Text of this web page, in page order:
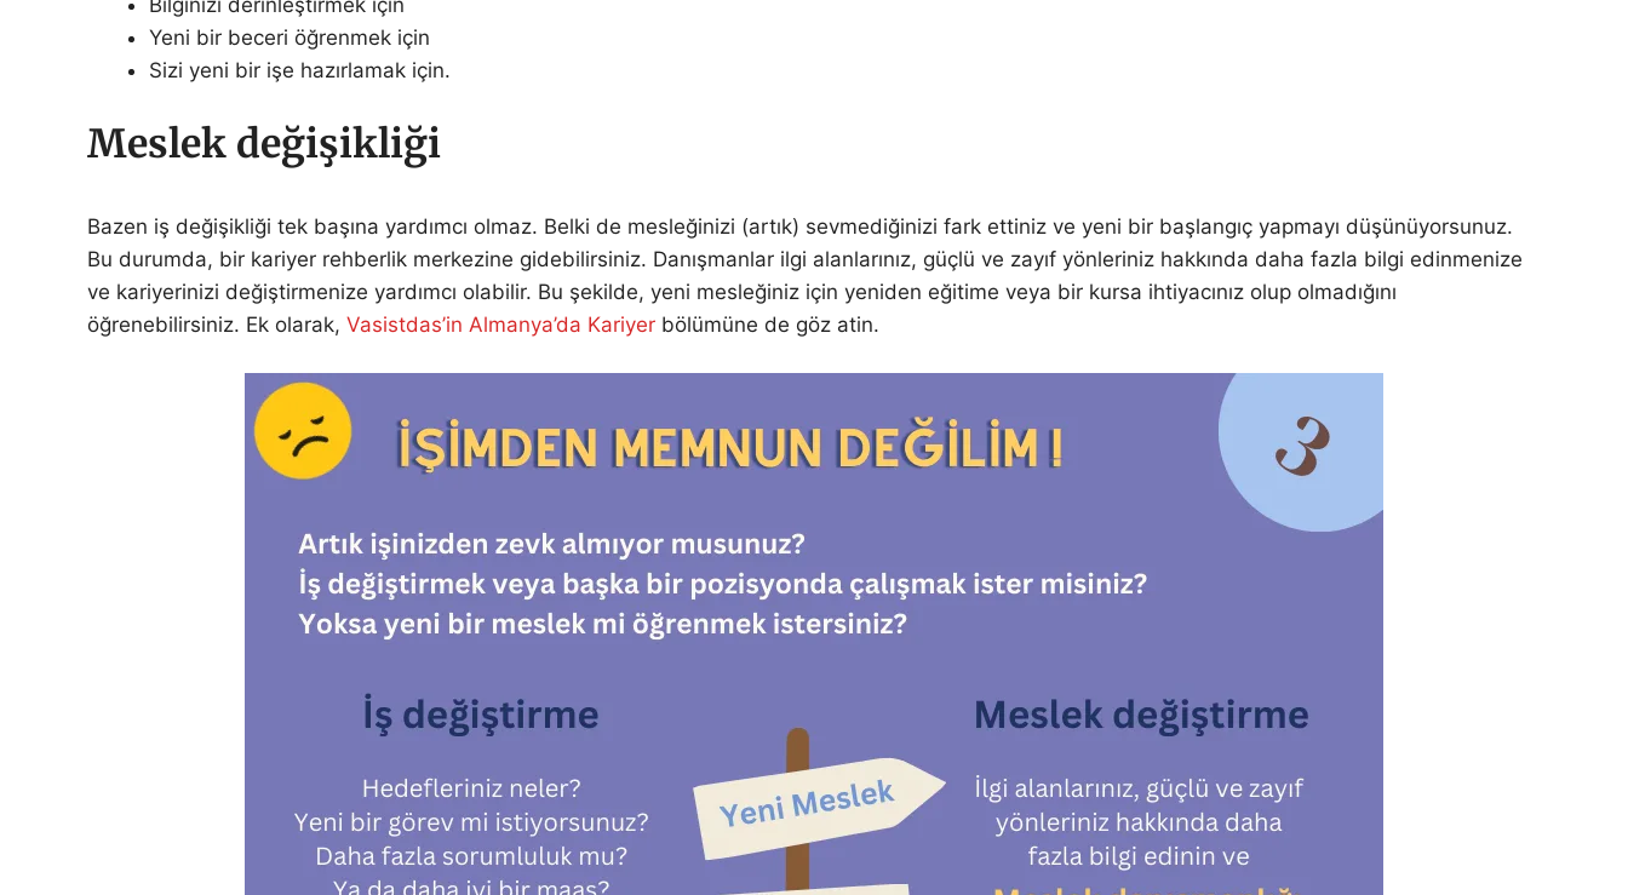
Yeni bir beceri öğrenmek için
Sizi yeni bir işe hazırlamak için.
Meslek değişikliği
Bazen iş değişikliği tek başına yardımcı olmaz. Belki de mesleğinizi (artık) sevmediğinizi fark ettiniz ve yeni bir başlangıç yapmayı düşünüyorsunuz.
Bu durumda, bir kariyer rehberlik merkezine gidebilirsiniz. Danışmanlar ilgi alanlarınız, güçlü ve zayıf yönleriniz hakkında daha fazla bilgi edinmenize
ve kariyerinizi değiştirmenize yardımcı olabilir. Bu şekilde, yeni mesleğiniz için yeniden eğitime veya bir kursa ihtiyacınız olup olmadığını
öğrenebilirsiniz. Ek olarak, Vasistdas’in Almanya’da Kariyer bölümüne de göz atin.